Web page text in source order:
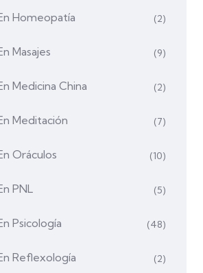
Homeopatía (2)
Masajes (9)
Medicina China (2)
Meditación (7)
Oráculos (10)
PNL (5)
Psicología (48)
Reflexología (2)